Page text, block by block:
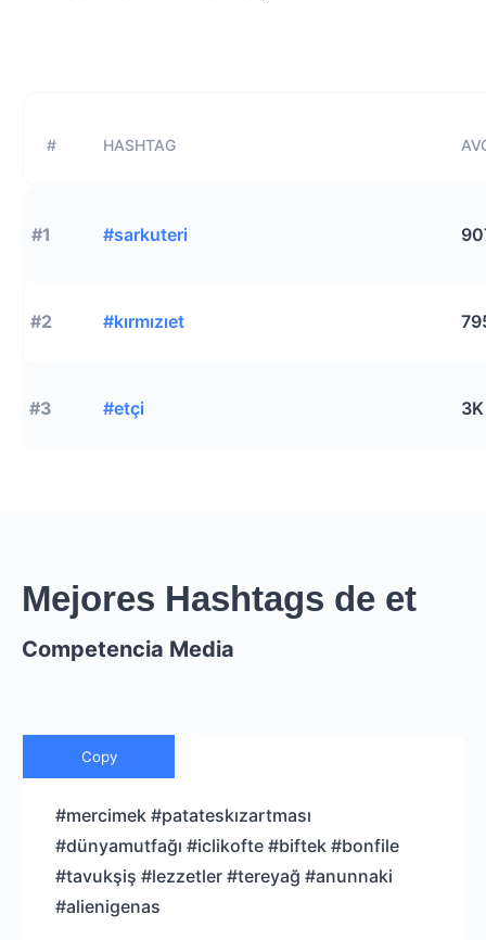
# HASHTAG
#1 #sarkuteri
#2 #kırmızıet
#3 #etçi 3K
Mejores Hashtags de et
Competencia Media
Copy
#mercimek #patateskızartması
#dünyamutfağı #iclikofte #biftek #bonfile
#tavukşiş #lezzetler #tereyağ #anunnaki
#alienigenas